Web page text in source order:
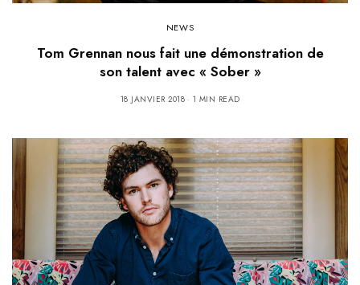
NEWS
Tom Grennan nous fait une démonstration de
son talent avec « Sober »
18 JANVIER 2018 1 MIN READ